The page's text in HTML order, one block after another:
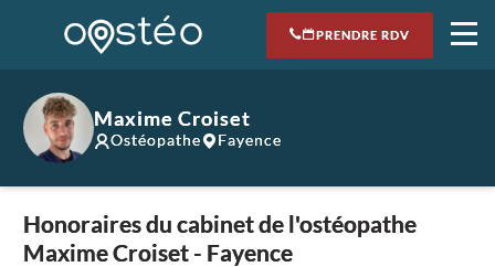
PRENDRE RDV
Maxime Croiset
Ostéopathe Fayence
Honoraires du cabinet de l'ostéopathe
Maxime Croiset - Fayence